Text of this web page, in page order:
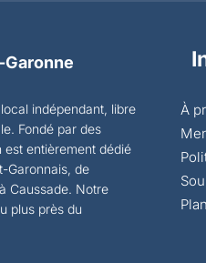
Garonne
indépendant, libre
Fondé par des
entièrement dédié
Garonnais, de
Caussade. Notre
plus près du
À